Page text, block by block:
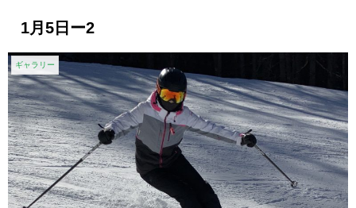
1月5日ー2
ギャラリー